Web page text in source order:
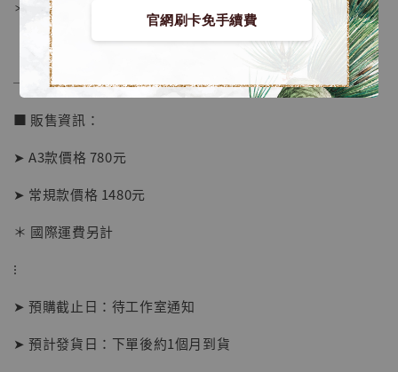
官網刷卡免手續費
【店內現貨】海賊王 系列蒐藏雕像 布魯克達
NT$ 1,870
＊背面爲黑色防潮背板
──────────────
■ 販售資訊：
➤ A3款價格 780元
➤ 常規款價格 1480元
＊ 國際運費另計
⁝
➤ 預購截止日：待工作室通知
➤ 預計發貨日：下單後約1個月到貨